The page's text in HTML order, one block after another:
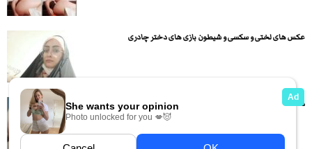
عکس های لختی و سکسی و شیطون بازی های دختر چادری
دختر کمر باریک حشری کونش رو قمبل کرده پسره هم یواش...